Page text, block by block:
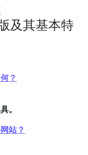
及其基本特
？
。
站？